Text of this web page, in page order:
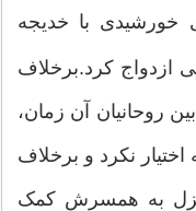
هجری خورشیدی با خدیجه
ازدواج کرد.برخلاف
روحانیان آن زمان،
نکرد و برخلاف
به همسرش کمک